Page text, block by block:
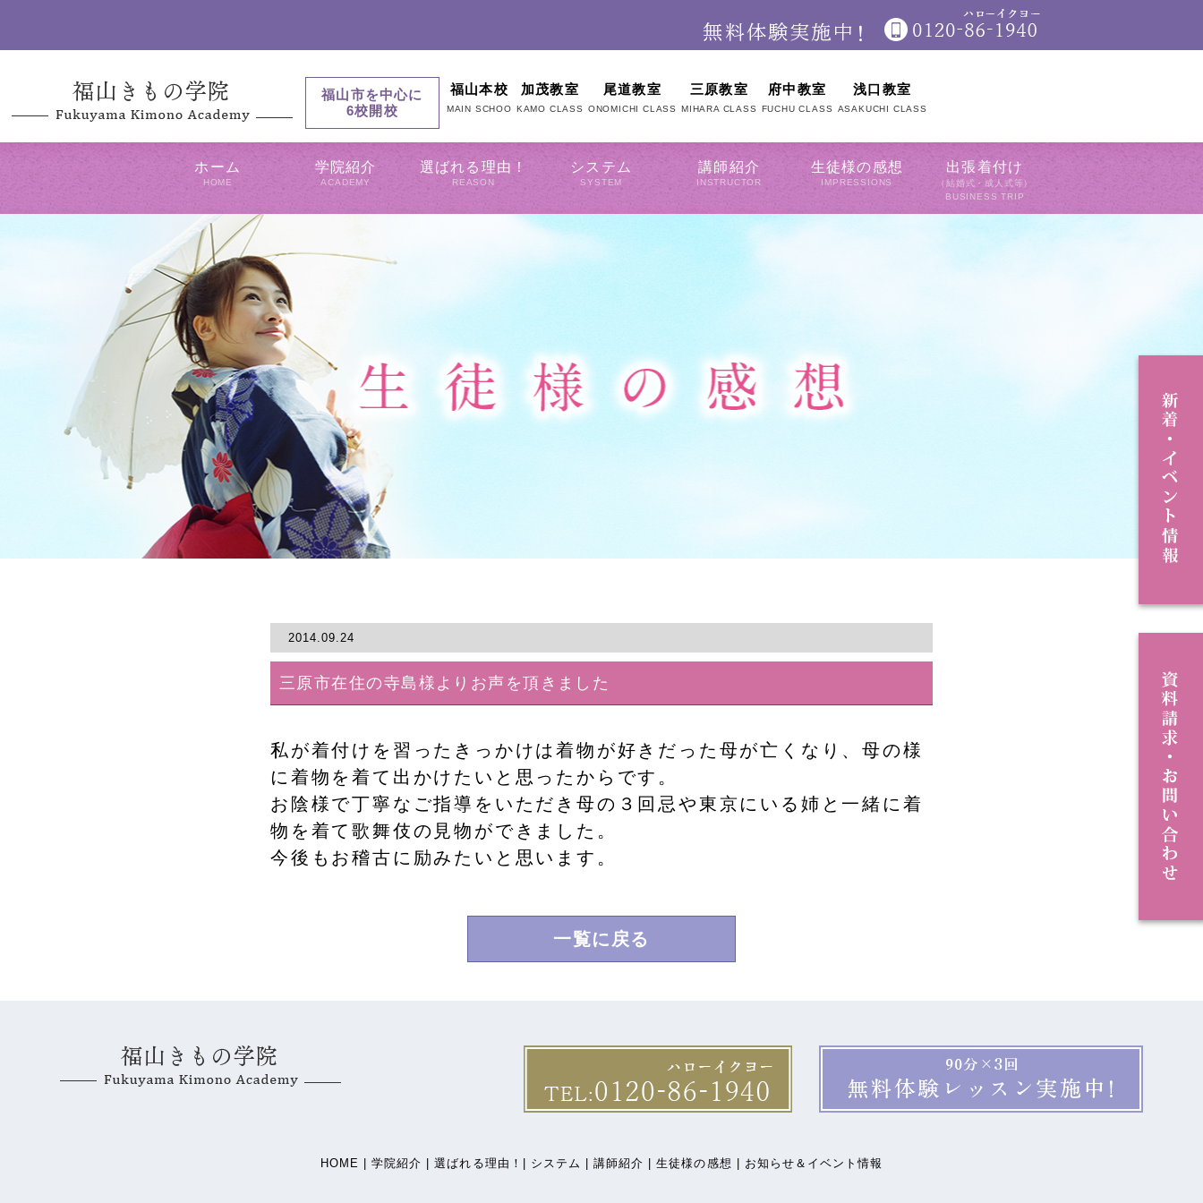
福山市を中心に
6校開校
福山本校
MAIN SCHOO
加茂教室
KAMO CLASS
尾道教室
ONOMICHI CLASS
三原教室
MIHARA CLASS
府中教室
FUCHU CLASS
浅口教室
ASAKUCHI CLASS
ホーム
HOME
学院紹介
ACADEMY
選ばれる理由！
REASON
システム
SYSTEM
講師紹介
INSTRUCTOR
生徒様の感想
IMPRESSIONS
出張着付け
（結婚式・成人式等）
BUSINESS TRIP
2014.09.24
三原市在住の寺島様よりお声を頂きました
私が着付けを習ったきっかけは着物が好きだった母が亡くなり、母の様
に着物を着て出かけたいと思ったからです。
お陰様で丁寧なご指導をいただき母の３回忌や東京にいる姉と一緒に着
物を着て歌舞伎の見物ができました。
今後もお稽古に励みたいと思います。
一覧に戻る
HOME | 学院紹介 | 選ばれる理由！| システム | 講師紹介 | 生徒様の感想 | お知らせ＆イベント情報